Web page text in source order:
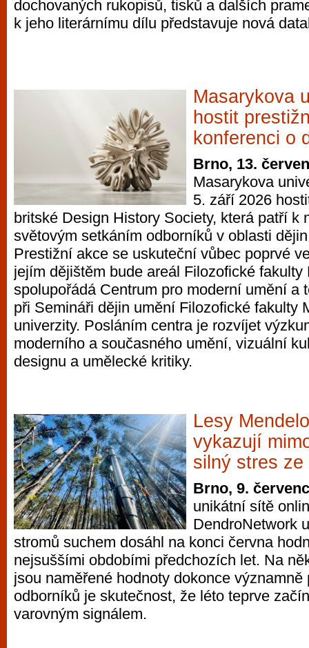
dochovaných rukopisů, tisků a dalších
k jeho literárnímu dílu představuje nová
Masarykova
hostit
konferenci o
Brno, 13.
Masarykova
5. září 2026
britské Design History Society, která patří k
světovým setkáním odborníků v oblasti
Prestižní akce se uskuteční vůbec poprvé
jejím dějištěm bude areál Filozofické fakulty
spolupořádá Centrum pro moderní umění a
při Semináři dějin umění Filozofické fakulty
univerzity. Posláním centra je rozvíjet
moderního a současného umění, vizuální
designu a umělecké kritiky.
Lesy
vykazují
silný stres ze
Brno, 9.
unikátní sítě
DendroNetwork
stromů suchem dosáhl na konci června
nejsuššími obdobími předchozích let. Na
jsou naměřené hodnoty dokonce významně
odborníků je skutečnost, že léto teprve
varovným signálem.